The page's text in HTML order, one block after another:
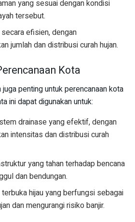
yang sesuai dengan kondisi
tersebut.
efisien, dengan
jumlah dan distribusi curah hujan.
Kota
juga penting untuk perencanaan kota
ini dapat digunakan untuk:
drainase yang efektif, dengan
intensitas dan distribusi curah
yang tahan terhadap bencana
dan bendungan.
hijau yang berfungsi sebagai
dan mengurangi risiko banjir.